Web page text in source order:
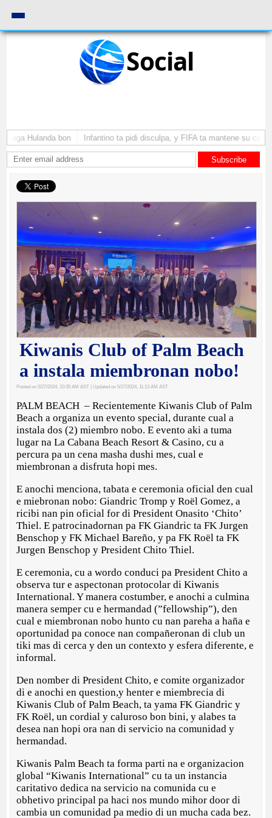
Social
Hulanda bon Infantino ta pidi disculpa, y FIFA ta mantene su como
Subscribe
Kiwanis Club of Palm Beach
a instala miembronan nobo!
Posted on 5/27/2024, 10:35 AM AST | Updated on 5/27/2024, 11:13 AM AST
PALM BEACH – Recientemente Kiwanis Club of Palm
Beach a organiza un evento special, durante cual a
instala dos (2) miembro nobo. E evento aki a tuma
lugar na La Cabana Beach Resort & Casino, cu a
percura pa un cena masha dushi mes, cual e
miembronan a disfruta hopi mes.
E anochi menciona, tabata e ceremonia oficial den cual
e miebronan nobo: Giandric Tromp y Roël Gomez, a
ricibi nan pin oficial for di President Onasito ‘Chito’
Thiel. E patrocinadornan pa FK Giandric ta FK Jurgen
Benschop y FK Michael Bareño, y pa FK Roël ta FK
Jurgen Benschop y President Chito Thiel.
E ceremonia, cu a wordo conduci pa President Chito a
observa tur e aspectonan protocolar di Kiwanis
International. Y manera costumber, e anochi a culmina
manera semper cu e hermandad (”fellowship”), den
cual e miembronan nobo hunto cu nan pareha a haña e
oportunidad pa conoce nan compañeronan di club un
tiki mas di cerca y den un contexto y esfera diferente, e
informal.
Den nomber di President Chito, e comite organizador
di e anochi en question,y henter e miembrecia di
Kiwanis Club of Palm Beach, ta yama FK Giandric y
FK Roël, un cordial y caluroso bon bini, y alabes ta
desea nan hopi ora nan di servicio na comunidad y
hermandad.
Kiwanis Palm Beach ta forma parti na e organizacion
global “Kiwanis International” cu ta un instancia
caritativo dedica na servicio na comunida cu e
obhetivo principal pa haci nos mundo mihor door di
cambia un comunidad pa medio di un mucha cada bez.